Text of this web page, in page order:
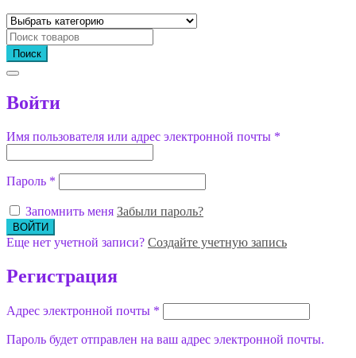
Поиск
Войти
Имя пользователя или адрес электронной почты *
Пароль *
Запомнить меня Забыли пароль?
Еще нет учетной записи? Создайте учетную запись
Регистрация
Адрес электронной почты *
Пароль будет отправлен на ваш адрес электронной почты.